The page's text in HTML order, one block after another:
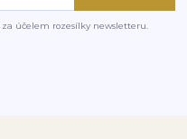
za účelem rozesílky newsletteru.